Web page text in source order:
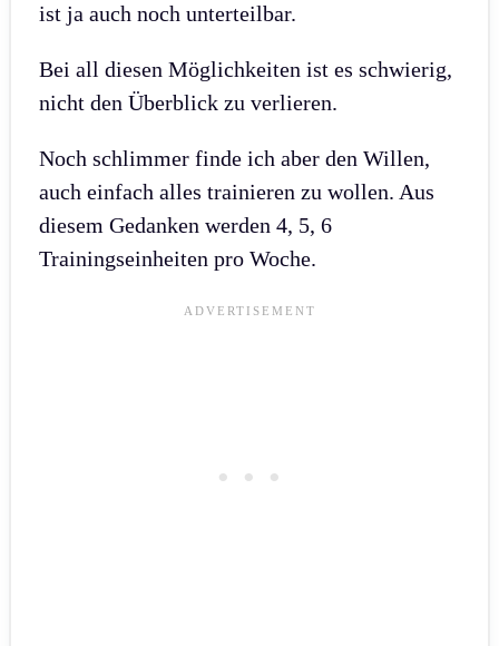
ist ja auch noch unterteilbar.
Bei all diesen Möglichkeiten ist es schwierig,
nicht den Überblick zu verlieren.
Noch schlimmer finde ich aber den Willen,
auch einfach alles trainieren zu wollen. Aus
diesem Gedanken werden 4, 5, 6
Trainingseinheiten pro Woche.